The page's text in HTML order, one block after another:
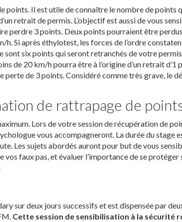
points. Il est utile de connaître le nombre de points
retrait de permis. L’objectif est aussi de vous
perdre 3 points. Deux points pourraient être
Si après éthylotest, les forces de l’ordre
sont six points qui seront retranchés de votre
de 20 km/h pourra être à l’origine d’un retrait d’1
perte de 3 points. Considéré comme très grave, le
de rattrapage de
Lors de votre session de récupération de
vous accompagneront. La durée du stage
Les sujets abordés auront pour but de vous
faux pas, et évaluer l’importance de se protéger
sur deux jours successifs et est dispensée par
Cette session de sensibilisation à la sécurité